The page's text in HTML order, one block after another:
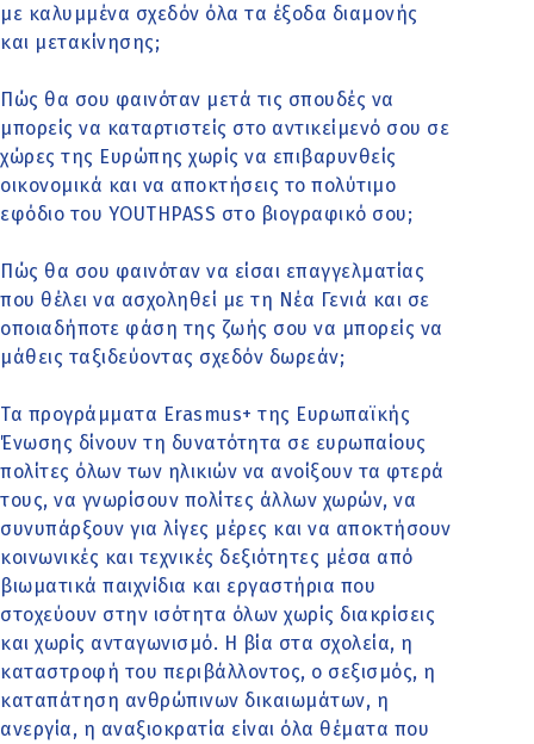
με καλυμμένα σχεδόν όλα τα έξοδα διαμονής
και μετακίνησης;
Πώς θα σου φαινόταν μετά τις σπουδές να
μπορείς να καταρτιστείς στο αντικείμενό σου σε
χώρες της Ευρώπης χωρίς να επιβαρυνθείς
οικονομικά και να αποκτήσεις το πολύτιμο
εφόδιο του YOUTHPASS στο βιογραφικό σου;
Πώς θα σου φαινόταν να είσαι επαγγελματίας
που θέλει να ασχοληθεί με τη Νέα Γενιά και σε
οποιαδήποτε φάση της ζωής σου να μπορείς να
μάθεις ταξιδεύοντας σχεδόν δωρεάν;
Τα προγράμματα Erasmus+ της Ευρωπαϊκής
Ένωσης δίνουν τη δυνατότητα σε ευρωπαίους
πολίτες όλων των ηλικιών να ανοίξουν τα φτερά
τους, να γνωρίσουν πολίτες άλλων χωρών, να
συνυπάρξουν για λίγες μέρες και να αποκτήσουν
κοινωνικές και τεχνικές δεξιότητες μέσα από
βιωματικά παιχνίδια και εργαστήρια που
στοχεύουν στην ισότητα όλων χωρίς διακρίσεις
και χωρίς ανταγωνισμό. Η βία στα σχολεία, η
καταστροφή του περιβάλλοντος, ο σεξισμός, η
καταπάτηση ανθρώπινων δικαιωμάτων, η
ανεργία, η αναξιοκρατία είναι όλα θέματα που